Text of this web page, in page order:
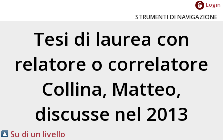
Login
STRUMENTI DI NAVIGAZIONE
Tesi di laurea con
relatore o correlatore
Collina, Matteo,
discusse nel 2013
Su di un livello